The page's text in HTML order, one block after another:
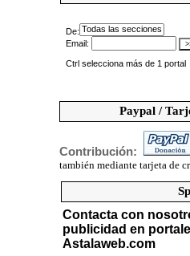
Paypal /
Contribución:
también mediante tarjeta de
Contacta con
publicidad en
Astalaweb.com